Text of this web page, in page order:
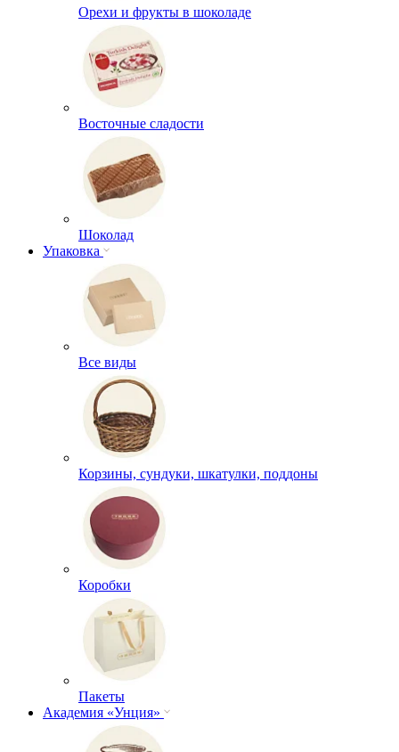
Орехи и фрукты в шоколаде
Восточные сладости
Шоколад
Упаковка
Все виды
Корзины, сундуки, шкатулки, поддоны
Коробки
Пакеты
Академия «Унция»